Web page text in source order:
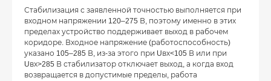
Стабилизация с заявленной точностью выполняется при
входном напряжении 120–275 В, поэтому именно в этих
пределах устройство поддерживает выход в рабочем
коридоре. Входное напряжение (работоспособность)
указано 105–285 В, из-за этого при Uвх<105 В или при
Uвх>285 В стабилизатор отключает выход, а когда вход
возвращается в допустимые пределы, работа